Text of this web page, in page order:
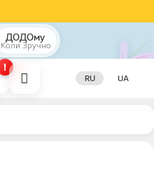
ДОДОму
Коли Зручно
!
RU UA